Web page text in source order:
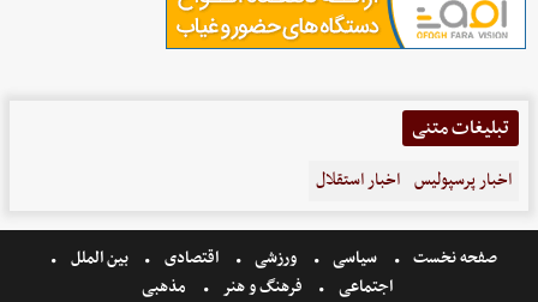
تبلیغات متنی
اخبار پرسپولیس اخبار استقلال
صفحه نخست سیاسی ورزشی اقتصادی
بین الملل
اجتماعی
فرهنگ و هنر مذهبی